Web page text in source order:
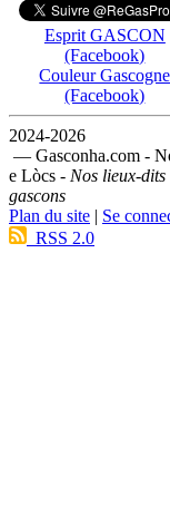
Esprit GASCON
(Facebook)
Couleur Gascogne
(Facebook)
2024-2026
— Gasconha.com -
e Lòcs - Nos lieux-dits
gascons
Plan du site | Se
RSS 2.0